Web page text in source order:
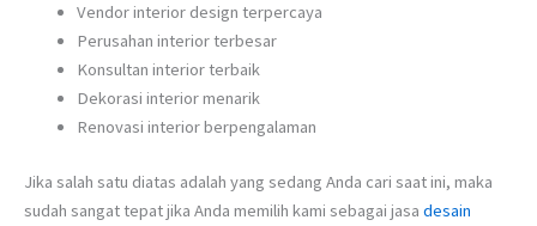
Vendor interior design terpercaya
Perusahan interior terbesar
Konsultan interior terbaik
Dekorasi interior menarik
Renovasi interior berpengalaman
Jika salah satu diatas adalah yang sedang Anda cari saat ini, maka
sudah sangat tepat jika Anda memilih kami sebagai jasa desain